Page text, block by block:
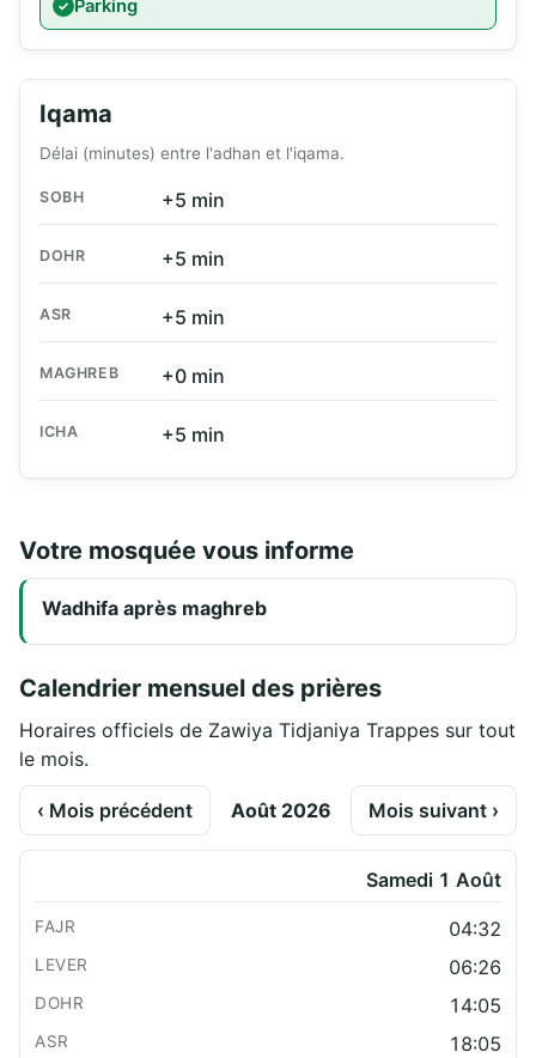
Parking
Iqama
Délai (minutes) entre l'adhan et l'iqama.
SOBH +5 min
DOHR +5 min
ASR +5 min
MAGHREB +0 min
ICHA +5 min
Votre mosquée vous informe
Wadhifa après maghreb
Calendrier mensuel des prières
Horaires officiels de Zawiya Tidjaniya Trappes sur tout
le mois.
‹ Mois précédent Août 2026 Mois suivant ›
Samedi 1 Août
04:32
06:26
14:05
18:05